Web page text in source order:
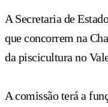
A Secretaria de
que concorrem na
da piscicultura no
A comissão terá a